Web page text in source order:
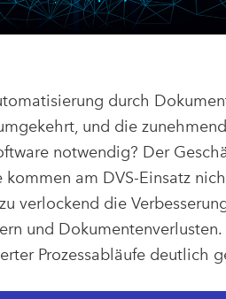
durch
und die
notwendig? Der
am DVS-Einsatz
verlockend die
und
Prozessabläufe deutlich